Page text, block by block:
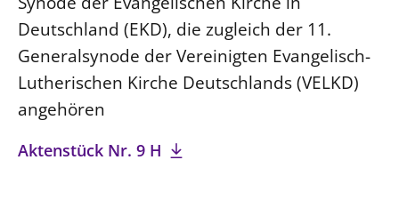
Deutschland (EKD), die zugleich der 11.
Generalsynode der Vereinigten Evangelisch-
Lutherischen Kirche Deutschlands (VELKD)
angehören
Aktenstück Nr. 9 H